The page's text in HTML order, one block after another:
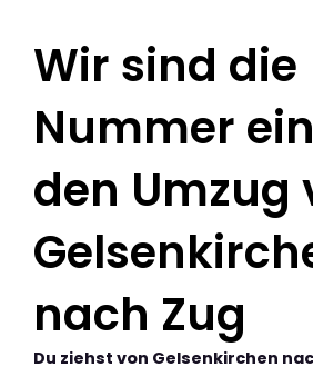
Wir sind die
Nummer
den Umzug
nach Zug
Du ziehst von Gelsenkirchen